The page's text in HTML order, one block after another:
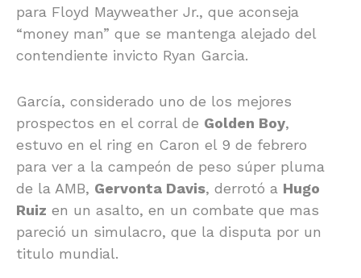
para Floyd Mayweather Jr., que aconseja
“money man” que se mantenga alejado del
contendiente invicto Ryan Garcia.
García, considerado uno de los mejores
prospectos en el corral de Golden Boy,
estuvo en el ring en Caron el 9 de febrero
para ver a la campeón de peso súper pluma
de la AMB, Gervonta Davis, derrotó a Hugo
Ruiz en un asalto, en un combate que mas
pareció un simulacro, que la disputa por un
titulo mundial.